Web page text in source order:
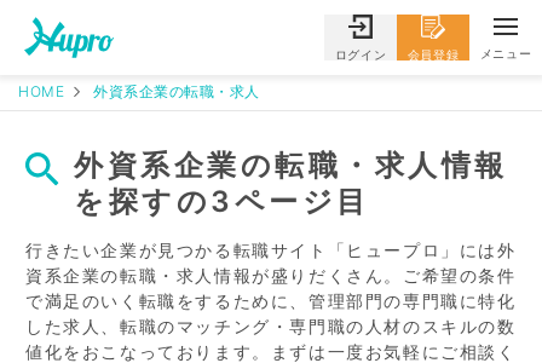
ログイン 会員登録 メニュー
HOME 外資系企業の転職・求人
外資系企業の転職・求人情報
を探すの3ページ目
行きたい企業が見つかる転職サイト「ヒュープロ」には外
資系企業の転職・求人情報が盛りだくさん。ご希望の条件
で満足のいく転職をするために、管理部門の専門職に特化
した求人、転職のマッチング・専門職の人材のスキルの数
値化をおこなっております。まずは一度お気軽にご相談く